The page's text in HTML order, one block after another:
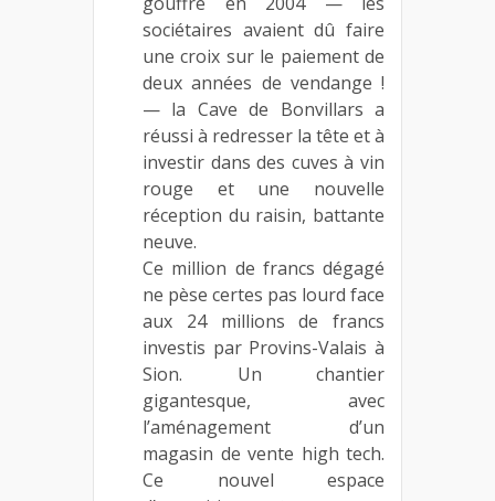
sociétaires avaient dû faire
une croix sur le paiement de
deux années de vendange !
— la Cave de Bonvillars a
réussi à redresser la tête et à
investir dans des cuves à vin
rouge et une nouvelle
réception du raisin, battante
neuve.
Ce million de francs dégagé
ne pèse certes pas lourd face
aux 24 millions de francs
investis par Provins-Valais à
Sion. Un chantier
gigantesque, avec
l’aménagement d’un
magasin de vente high tech.
Ce nouvel espace